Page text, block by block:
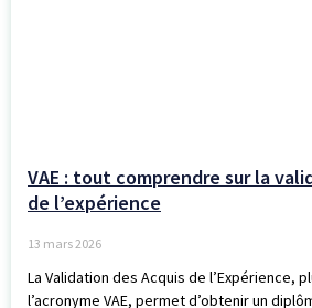
VAE : tout comprendre sur la
de l’expérience
13 mars 2026
La Validation des Acquis de l’Expérience,
l’acronyme VAE, permet d’obtenir un